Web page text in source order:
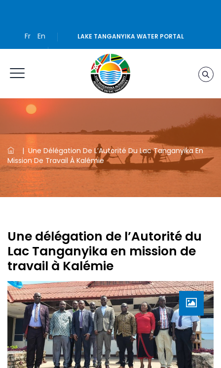
Fr En LAKE TANGANYIKA WATER PORTAL
| Une Délégation De L’Autorité Du Lac Tanganyika En
Mission De Travail À Kalémie
Une délégation de l’Autorité du
Lac Tanganyika en mission de
travail à Kalémie